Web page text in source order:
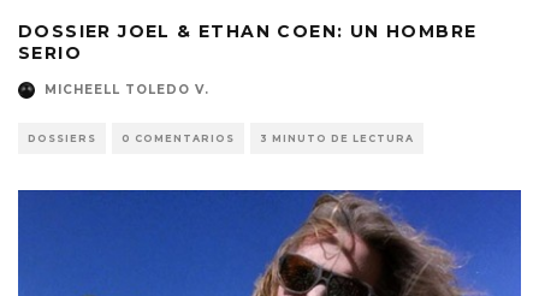
DOSSIER JOEL & ETHAN COEN: UN HOMBRE
SERIO
MICHEELL TOLEDO V.
DOSSIERS 0 COMENTARIOS 3 MINUTO DE LECTURA